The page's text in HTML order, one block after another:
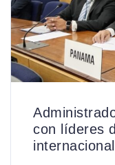
con líderes
internacional